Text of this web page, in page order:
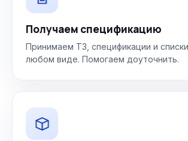
Получаем спецификацию
Принимаем ТЗ, спецификации и
любом виде. Помогаем доуточнить.